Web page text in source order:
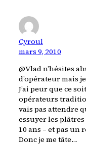
Cyroul
mars 9, 2010
@Vlad n’hésites
d’opérateur mais
J’ai peur que ce
opérateurs
vais pas attendre
essuyer les
10 ans – et pas un
Donc je me tâte…